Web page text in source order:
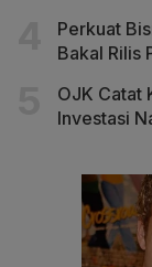
Perkuat
Bakal Rilis
OJK Catat
Investasi